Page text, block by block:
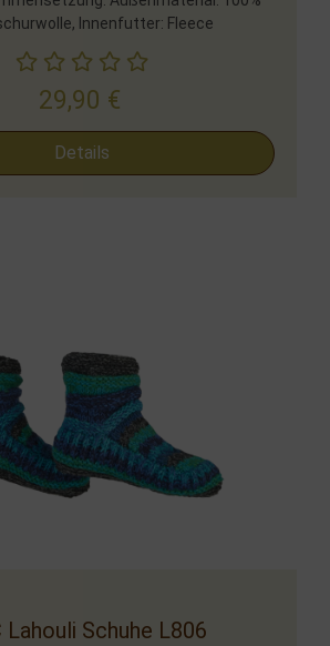
Innenfutter: Fleece
29,90 €
Details
Lahouli Schuhe L806